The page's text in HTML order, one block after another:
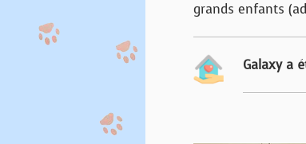
grands enfants
Galaxy a